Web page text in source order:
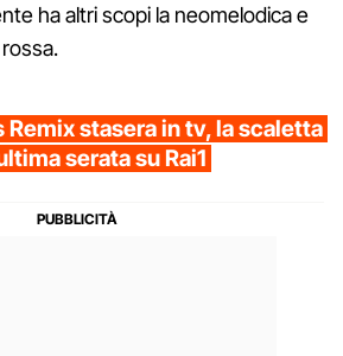
ha altri scopi la neomelodica e
stasera in tv, la scaletta
serata su Rai1